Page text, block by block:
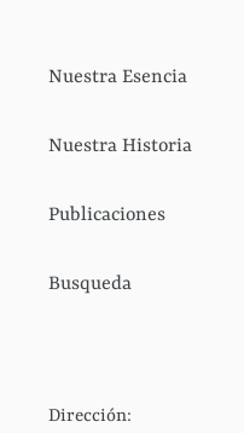
Nuestra Esencia
Nuestra Historia
Publicaciones
Busqueda
Dirección: